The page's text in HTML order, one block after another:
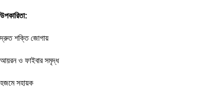
উপকারিতা:
দ্রুত শক্তি জোগায়
আয়রন ও ফাইবার সমৃদ্ধ
হজমে সহায়ক